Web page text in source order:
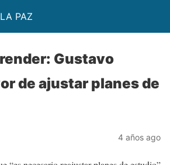
PAZ
Gustavo
de ajustar planes de
4 años ago